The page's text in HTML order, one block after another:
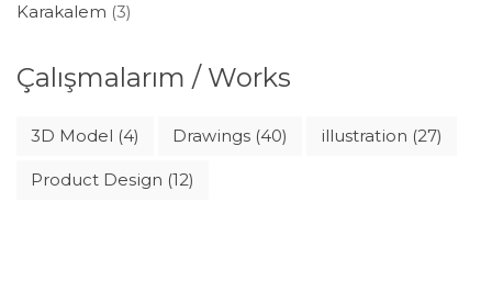
Karakalem (3)
Çalışmalarım / Works
3D Model (4) Drawings (40) illustration (27)
Product Design (12)